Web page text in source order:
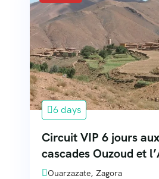
6 days
Circuit VIP 6 jours aux
cascades Ouzoud et
Ouarzazate, Zagora